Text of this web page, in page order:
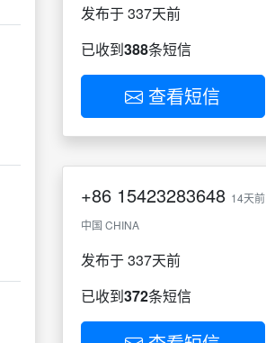
发布于 337天前
已收到388条短信
查看短信
+86 15423283648 14天前
中国 CHINA
发布于 337天前
已收到372条短信